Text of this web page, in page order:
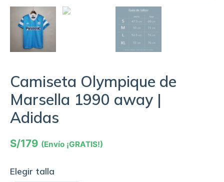
Camiseta Olympique de
Marsella 1990 away |
Adidas
S/179 (Envío ¡GRATIS!)
Elegir talla